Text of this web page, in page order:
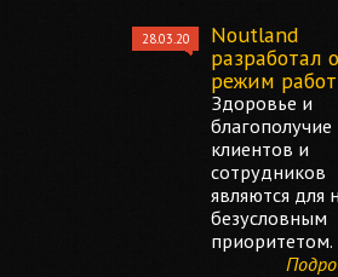
28.03.20
Noutland
разработал
режим
Здоровье и
благополучие
клиентов и
сотрудников
являются для
безусловным
приоритетом.